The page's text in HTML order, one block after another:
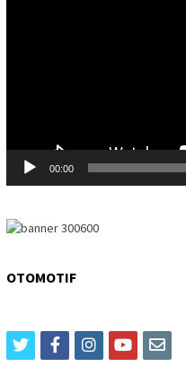
00:00
OTOMOTIF
twitterfacebookinstagram
youtube